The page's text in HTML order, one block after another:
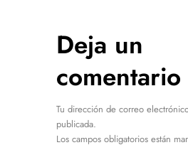
Deja un
comentario
Tu dirección de correo
publicada.
Los campos obligatorios están